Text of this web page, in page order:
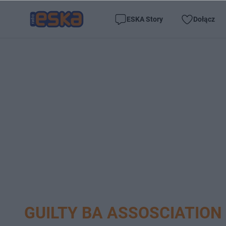
ESKA Story Dołącz
GUILTY BA ASSOSCIATION